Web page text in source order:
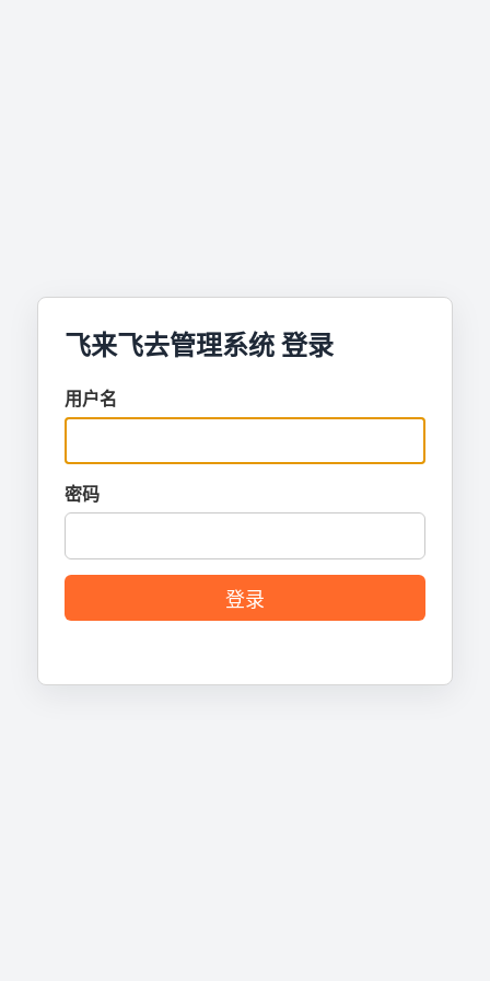
飞来飞去管理系统 登录
用户名
密码
登录